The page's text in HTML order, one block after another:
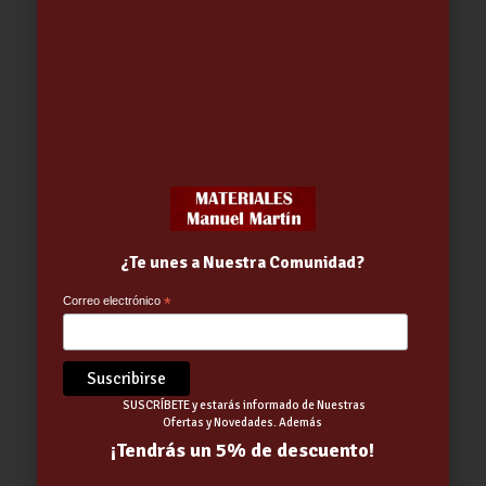
Pértiga Aluminio Tipo A 360cm
¿Te unes a Nuestra Comunidad?
Correo electrónico*
SUSCRÍBETE y estarás informado de Nuestras
Ofertas y Novedades. Además
¡Tendrás un 5% de descuento!